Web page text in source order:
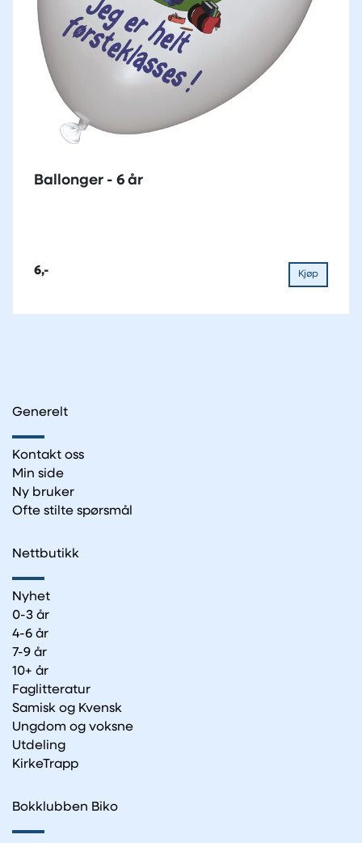
Ballonger - 6 år
6,- Kjøp
Generelt
Kontakt oss
Min side
Ny bruker
Ofte stilte spørsmål
Nettbutikk
Nyhet
0-3 år
4-6 år
7-9 år
10+ år
Faglitteratur
Samisk og Kvensk
Ungdom og voksne
Utdeling
KirkeTrapp
Bokklubben Biko